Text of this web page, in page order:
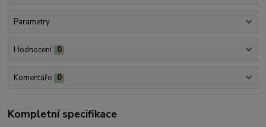
Parametry
Hodnocení 0
Komentáře 0
Kompletní specifikace